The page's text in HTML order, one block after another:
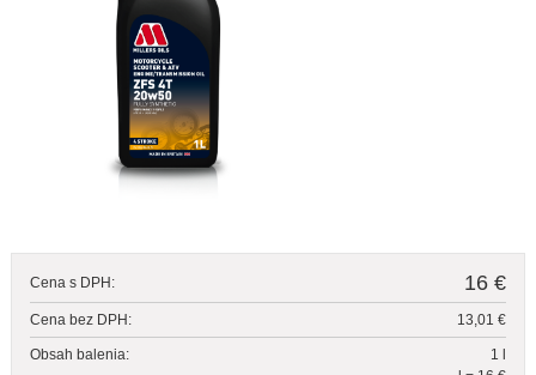
Cena s DPH: 16 €
Cena bez DPH: 13,01 €
Obsah balenia:
1 l